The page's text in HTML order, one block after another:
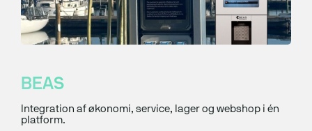
Meta Ads
Content
SEO
BEAS
Integration af økonomi, service, lager og webshop i én
platform.